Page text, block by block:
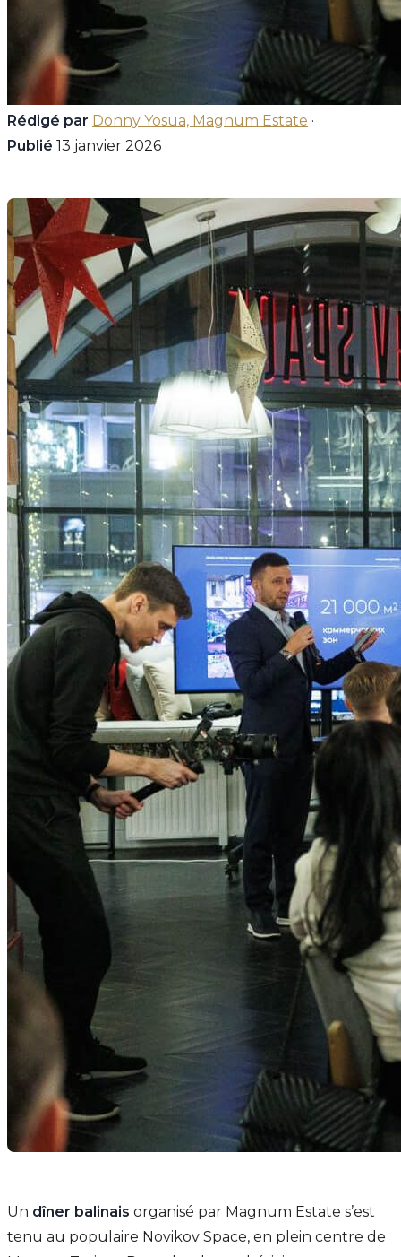
Rédigé par Donny Yosua, Magnum Estate ·
Publié 13 janvier 2026
Un dîner balinais organisé par Magnum Estate s’est
tenu au populaire Novikov Space, en plein centre de